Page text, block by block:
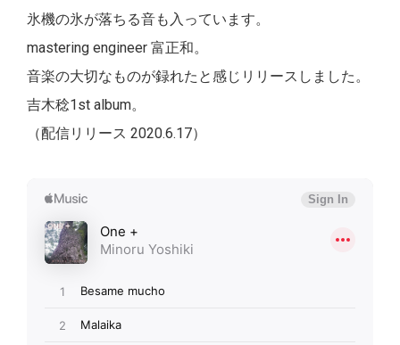
氷機の氷が落ちる音も入っています。
mastering engineer 富正和。
音楽の大切なものが録れたと感じリリースしました。
吉木稔1st album。
（配信リリース 2020.6.17）